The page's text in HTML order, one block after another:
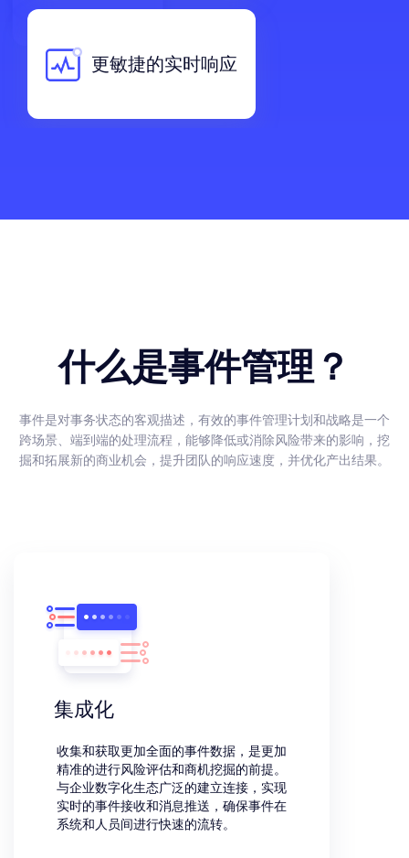
更敏捷的实时响应
什么是事件管理？
事件是对事务状态的客观描述，有效的事件管理计划和战略是一个
跨场景、端到端的处理流程，能够降低或消除风险带来的影响，挖
掘和拓展新的商业机会，提升团队的响应速度，并优化产出结果。
集成化
收集和获取更加全面的事件数据，是更加
精准的进行风险评估和商机挖掘的前提。
与企业数字化生态广泛的建立连接，实现
实时的事件接收和消息推送，确保事件在
系统和人员间进行快速的流转。